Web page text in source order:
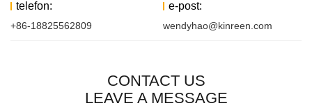
telefon:
+86-18825562809
e-post:
wendyhao@kinreen.com
CONTACT US
LEAVE A MESSAGE